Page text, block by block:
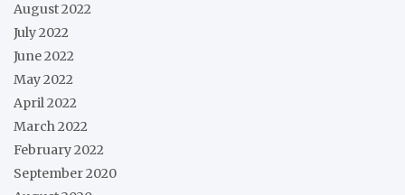
August 2022
July 2022
June 2022
May 2022
April 2022
March 2022
February 2022
September 2020